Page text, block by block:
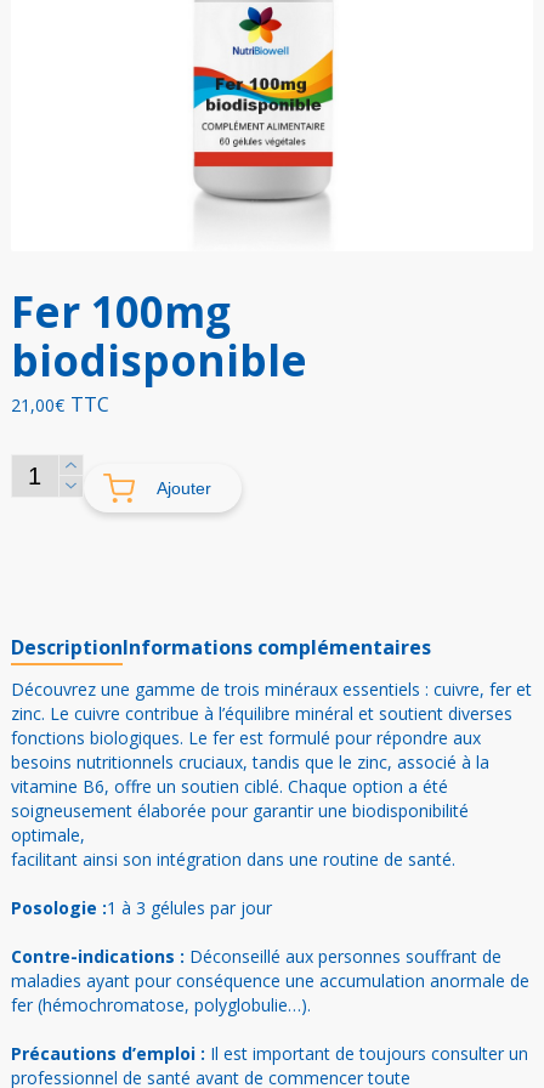
Fer 100mg
biodisponible
21,00€ TTC
quantité
de
Ajouter
DescriptionInformations complémentaires
Découvrez une gamme de trois minéraux essentiels : cuivre, fer et
zinc. Le cuivre contribue à l’équilibre minéral et soutient diverses
fonctions biologiques. Le fer est formulé pour répondre aux
besoins nutritionnels cruciaux, tandis que le zinc, associé à la
vitamine B6, offre un soutien ciblé. Chaque option a été
soigneusement élaborée pour garantir une biodisponibilité
optimale,
facilitant ainsi son intégration dans une routine de santé.
Posologie :1 à 3 gélules par jour
Contre-indications : Déconseillé aux personnes souffrant de
maladies ayant pour conséquence une accumulation anormale de
fer (hémochromatose, polyglobulie…).
Précautions d’emploi : Il est important de toujours consulter un
professionnel de santé avant de commencer toute